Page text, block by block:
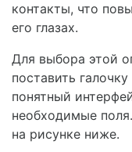
контакты, что
его глазах.
Для выбора этой
поставить
понятный
необходимые
на рисунке ниже.